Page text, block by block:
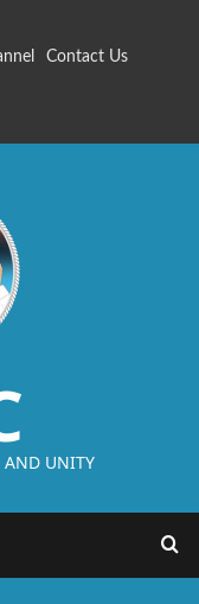
Contact Us
AND UNITY